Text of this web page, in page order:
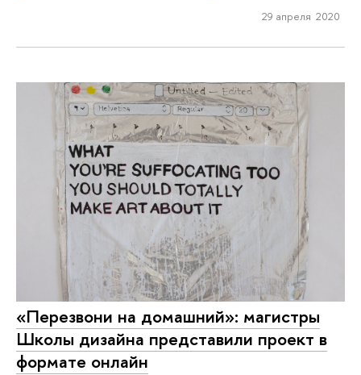
29 апреля 2020
«Перезвони на домашний»: магистры
Школы дизайна представили проект в
формате онлайн